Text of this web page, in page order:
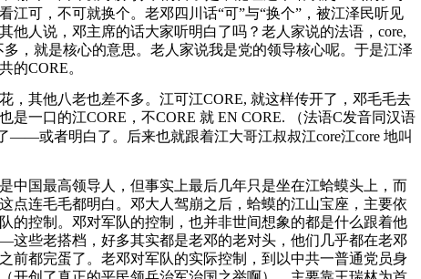
江可，不可就换个。老邓四川话“可”与“换个”，被江泽民听见
他人说，邓主席的话大家听明白了吗？老人家说的法语， core,
多，就是核心的意思。老人家说我是党的领导核心呢。于是江泽
的CORE。
，其他八老也差不多。江可江CORE, 就这样传开了，邓毛毛去
是一口的江CORE ，不CORE 就 EN CORE.
（法语C发音同汉语
——或者明白了。后来也就跟着江大哥江叔叔江core江core 地叫
中国最高领导人，但事实上最后几年只是坐在江蛤蟆头上，而
点连毛毛都明白。邓大人驾崩之后，蛤蟆的江山宝座，主要依
的控制。邓对军队的控制，也并非世间想象的都是什么跟着他
这些老搭档，好多其实都是老邓的老对头，他们几乎都在老邓
前都完蛋了。老邓对军队的实际控制，到以中共一普通党员身